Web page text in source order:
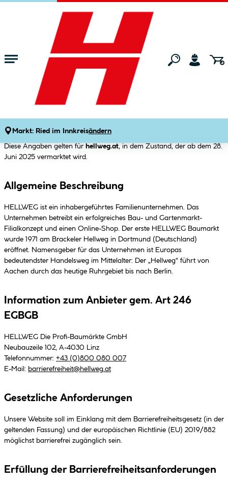
Zum Hauptinhalt springen
Markt: Ried im Innkreisändern
Hilfe & Kontakt Barrierefreiheitserklärung
Barrierefreiheitserklärung
Stand:25.06.2025
Diese Angaben gelten für hellweg.at, in dem Zustand, der ab dem 28.
Juni 2025 vermarktet wird.
Allgemeine Beschreibung
HELLWEG ist ein inhabergeführtes Familienunternehmen. Das
Unternehmen betreibt ein erfolgreiches Bau- und Gartenmarkt-
Filialkonzept und einen Online-Shop. Der erste HELLWEG Baumarkt
wurde 1971 am Brackeler Hellweg in Dortmund (Deutschland)
eröffnet. Namensgeber für das Unternehmen ist Europas
bedeutendster Handelsweg im Mittelalter: Der „Hellweg“ führt von
Aachen durch das heutige Ruhrgebiet bis nach Berlin.
Information zum Anbieter gem. Art 246
EGBGB
HELLWEG Die Profi-Baumärkte GmbH
Neubauzeile 102, A-4030 Linz
Telefonnummer: +43 (0)800 080 007
E-Mail: barrierefreiheit@hellweg.at
Gesetzliche Anforderungen
Unsere Website soll im Einklang mit dem Barrierefreiheitsgesetz (in der
geltenden Fassung) und der europäischen Richtlinie (EU) 2019/882
möglichst barrierefrei zugänglich sein.
Erfüllung der Barrierefreiheitsanforderungen